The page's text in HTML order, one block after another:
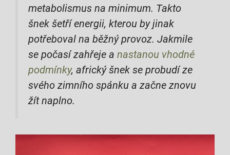
metabolismus na minimum. Takto
šnek šetří energii, kterou by jinak
potřeboval na běžný provoz. Jakmile
se počasí zahřeje a nastanou vhodné
podmínky, africký šnek se probudí ze
svého zimního spánku a začne znovu
žít naplno.